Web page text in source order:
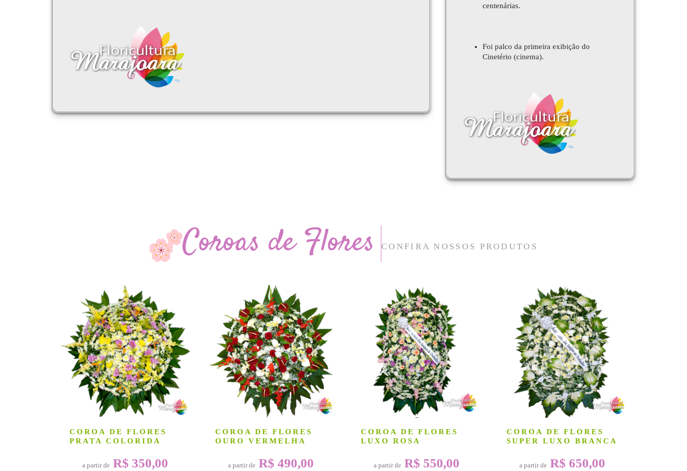
centenárias.
Foi palco da primeira exibição do
Cinetério (cinema).
Coroas de Flores CONFIRA NOSSOS PRODUTOS
COROA DE FLORES
PRATA COLORIDA
a partir deR$ 350,00
COROA DE FLORES
OURO VERMELHA
a partir deR$ 490,00
COROA DE FLORES
LUXO ROSA
a partir deR$ 550,00
COROA DE FLORES
SUPER LUXO BRANCA
a partir deR$ 650,00